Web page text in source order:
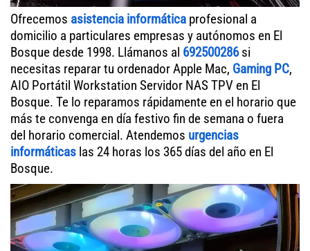
Ofrecemos asistencia informática profesional a
domicilio a particulares empresas y autónomos en El
Bosque desde 1998. Llámanos al 692500286si
necesitas reparar tu ordenador Apple Mac, Gaming PC,
AIO Portátil Workstation Servidor NAS TPV en El
Bosque. Te lo reparamos rápidamente en el horario que
más te convenga en día festivo fin de semana o fuera
del horario comercial. Atendemos urgencias
informáticas las 24 horas los 365 días del año en El
Bosque.